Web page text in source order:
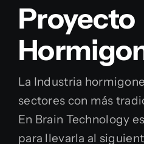
Proyecto
La Industria
sectores con más
En Brain Technology
para llevarla al